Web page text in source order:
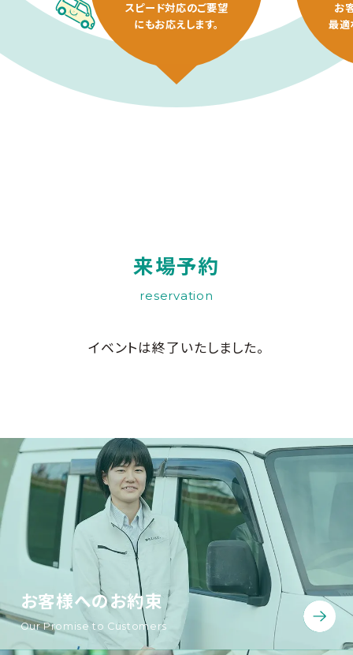
スピード対応のご要望
にもお応えします。
お
最適
来場予約
reservation
イベントは終了いたしました。
お客様へのお約束
Our Promise to Customers